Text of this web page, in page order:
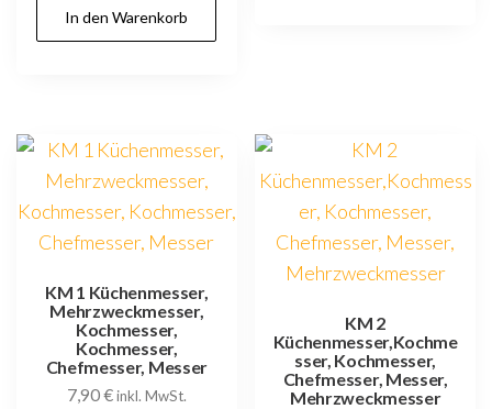
In den Warenkorb
KM 1 Küchenmesser,
Mehrzweckmesser,
Kochmesser,
Kochmesser,
Chefmesser, Messer
7,90€inkl. MwSt.
KM 2
Küchenmesser,Kochme
sser, Kochmesser,
Chefmesser, Messer,
Mehrzweckmesser